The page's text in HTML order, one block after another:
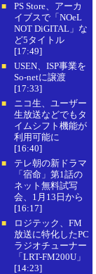
■
PS Store、アーカ
イブスで「NOeL
NOT DiGITAL」な
ど5タイトル
[17:49]
■
USEN、ISP事業を
So-netに譲渡
[17:33]
■
ニコ生、ユーザー
生放送などでもタ
イムシフト機能が
利用可能に
[16:40]
■
テレ朝の新ドラマ
「宿命」第1話の
ネット無料試写
会、1月13日から
[16:17]
■
ロジテック、FM
放送に特化したPC
ラジオチューナー
「LRT-FM200U」
[14:23]